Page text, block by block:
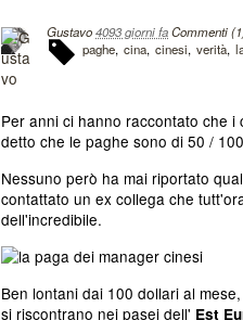
Gustavo4093 giorni faCommenti
paghe cina cinesi verità
Per anni ci hanno raccontato che
detto che le paghe sono di 50 /
Nessuno però ha mai riportato
contattato un ex collega che
dell'incredibile.
Ben lontani dai 100 dollari al
si riscontrano nei pasei dell' Est